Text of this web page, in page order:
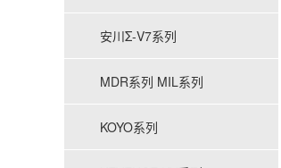
安川Σ-V7系列
MDR系列 MIL系列
KOYO系列